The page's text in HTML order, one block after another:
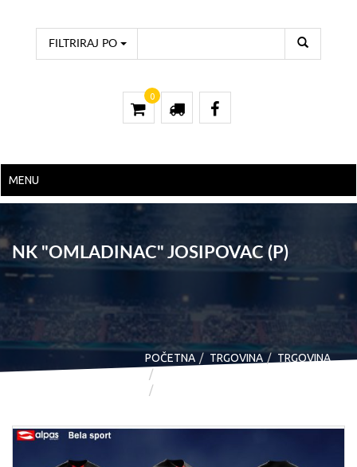
FILTRIRAJ PO
0
MENU
NK "OMLADINAC" JOSIPOVAC (P)
POČETNA TRGOVINA
TRGOVINA